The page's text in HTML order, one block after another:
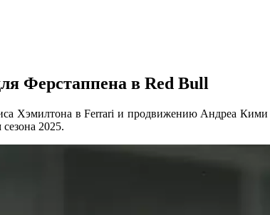
Ферстаппена в Red Bull
Хэмилтона в Ferrari и продвижению Андреа
2025.